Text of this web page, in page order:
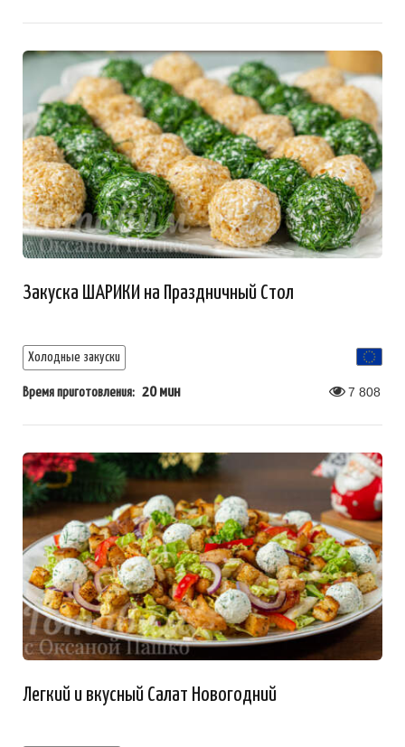
Закуска ШАРИКИ на Праздничный Стол
Холодные закуски
Время приготовления: 20 мин 7 808
Легкий и вкусный Салат Новогодний